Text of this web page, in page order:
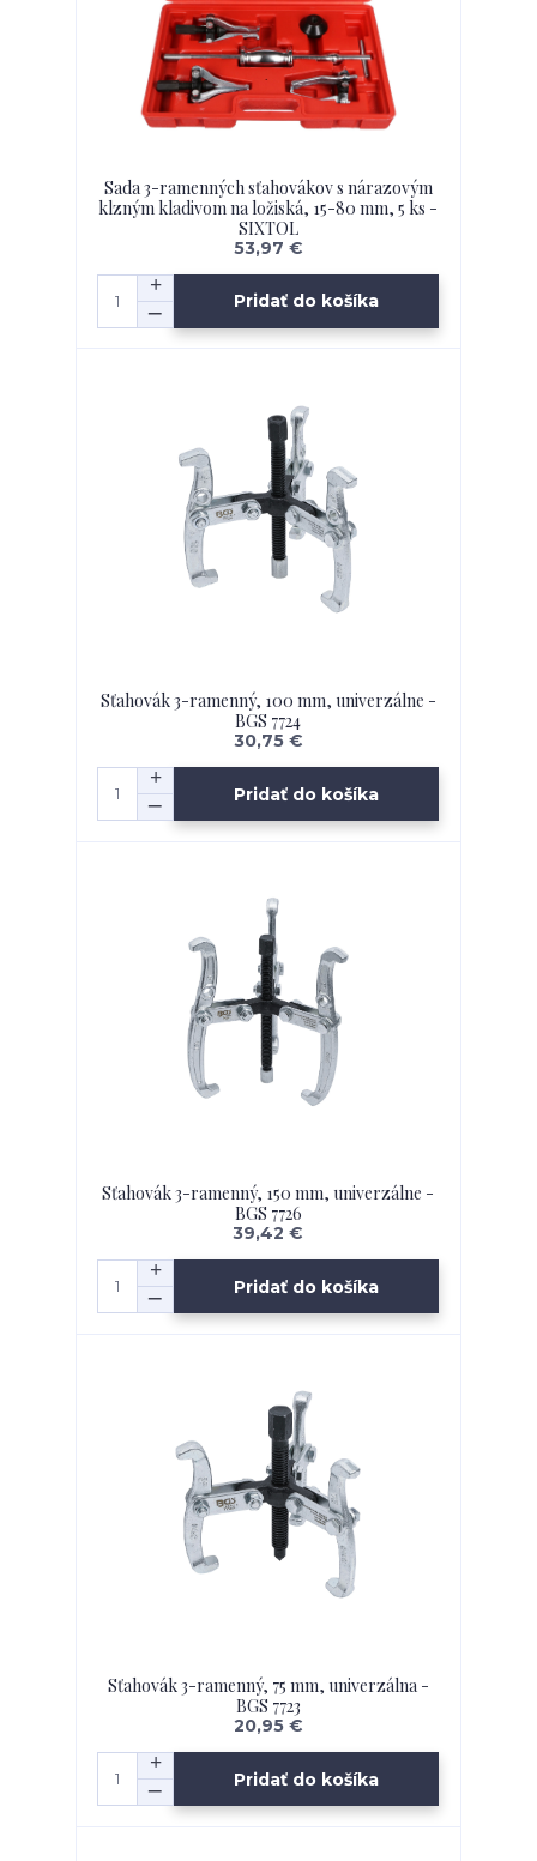
Sada 3-ramenných sťahovákov s nárazovým
klzným kladivom na ložiská, 15-80 mm, 5 ks -
SIXTOL
53,97 €
Pridať do košíka
Sťahovák 3-ramenný, 100 mm, univerzálne -
BGS 7724
30,75 €
Pridať do košíka
Sťahovák 3-ramenný, 150 mm, univerzálne -
BGS 7726
39,42 €
Pridať do košíka
Sťahovák 3-ramenný, 75 mm, univerzálna -
BGS 7723
20,95 €
Pridať do košíka